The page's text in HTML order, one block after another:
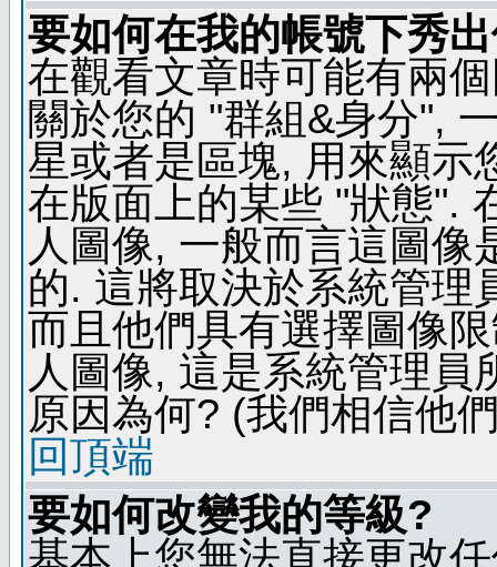
要如何在我的帳號下秀
在觀看文章時可能有兩
關於您的 "群組&身分",
星或者是區塊, 用來顯示
在版面上的某些 "狀態".
人圖像, 一般而言這圖像
的. 這將取決於系統管理
而且他們具有選擇圖像
人圖像, 這是系統管理
原因為何? (我們相信他
回頂端
要如何改變我的等級?
基本上您無法直接更改